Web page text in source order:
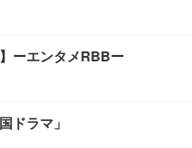
ーエンタメRBBー
ドラマ」